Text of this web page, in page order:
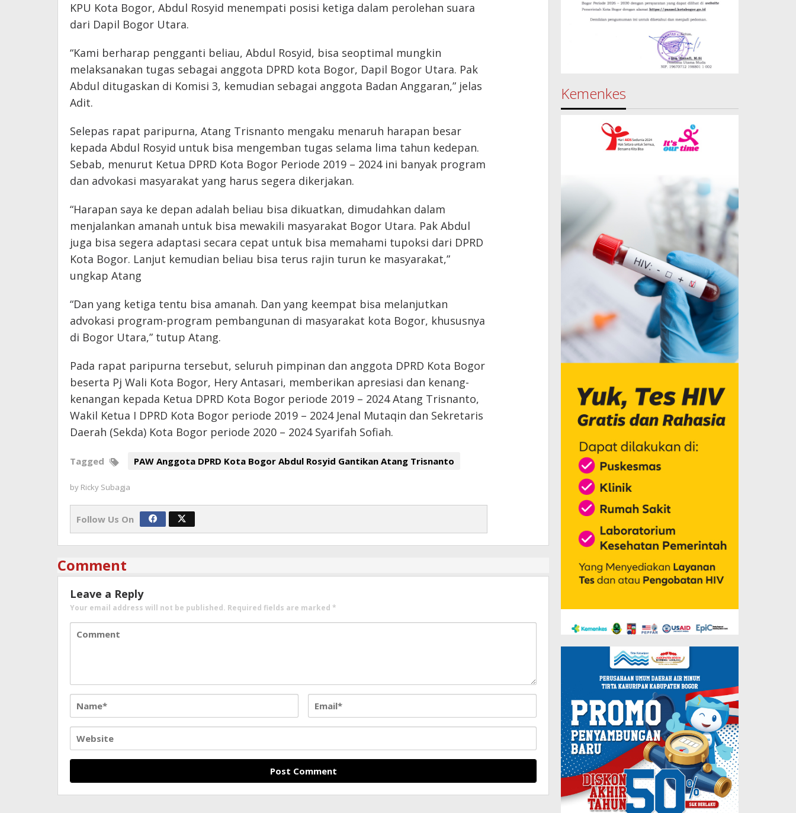
KPU Kota Bogor, Abdul Rosyid menempati posisi ketiga dalam perolehan suara
dari Dapil Bogor Utara.
“Kami berharap pengganti beliau, Abdul Rosyid, bisa seoptimal mungkin
melaksanakan tugas sebagai anggota DPRD kota Bogor, Dapil Bogor Utara. Pak
Abdul ditugaskan di Komisi 3, kemudian sebagai anggota Badan Anggaran,” jelas
Adit.
Selepas rapat paripurna, Atang Trisnanto mengaku menaruh harapan besar
kepada Abdul Rosyid untuk bisa mengemban tugas selama lima tahun kedepan.
Sebab, menurut Ketua DPRD Kota Bogor Periode 2019 – 2024 ini banyak program
dan advokasi masyarakat yang harus segera dikerjakan.
“Harapan saya ke depan adalah beliau bisa dikuatkan, dimudahkan dalam
menjalankan amanah untuk bisa mewakili masyarakat Bogor Utara. Pak Abdul
juga bisa segera adaptasi secara cepat untuk bisa memahami tupoksi dari DPRD
Kota Bogor. Lanjut kemudian beliau bisa terus rajin turun ke masyarakat,”
ungkap Atang
“Dan yang ketiga tentu bisa amanah. Dan yang keempat bisa melanjutkan
advokasi program-program pembangunan di masyarakat kota Bogor, khususnya
di Bogor Utara,” tutup Atang.
Pada rapat paripurna tersebut, seluruh pimpinan dan anggota DPRD Kota Bogor
beserta Pj Wali Kota Bogor, Hery Antasari, memberikan apresiasi dan kenang-
kenangan kepada Ketua DPRD Kota Bogor periode 2019 – 2024 Atang Trisnanto,
Wakil Ketua I DPRD Kota Bogor periode 2019 – 2024 Jenal Mutaqin dan Sekretaris
Daerah (Sekda) Kota Bogor periode 2020 – 2024 Syarifah Sofiah.
Tagged PAW Anggota DPRD Kota Bogor Abdul Rosyid Gantikan Atang Trisnanto
by Ricky Subagja
Follow Us On
Comment
Leave a Reply
Your email address will not be published. Required fields are marked *
Kemenkes